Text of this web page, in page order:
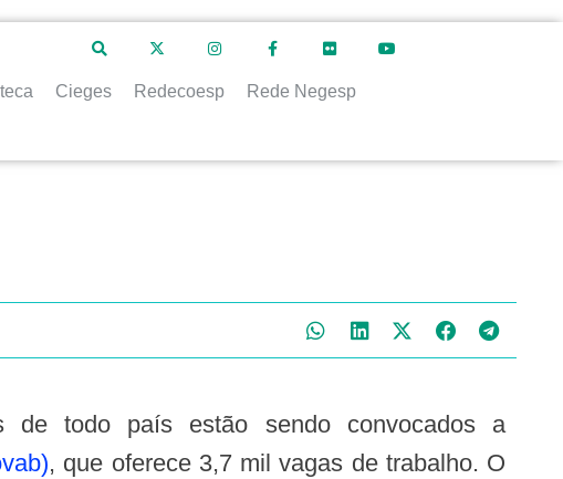
Cieges Redecoesp Rede Negesp
, que oferece 3,7 mil vagas de trabalho. O